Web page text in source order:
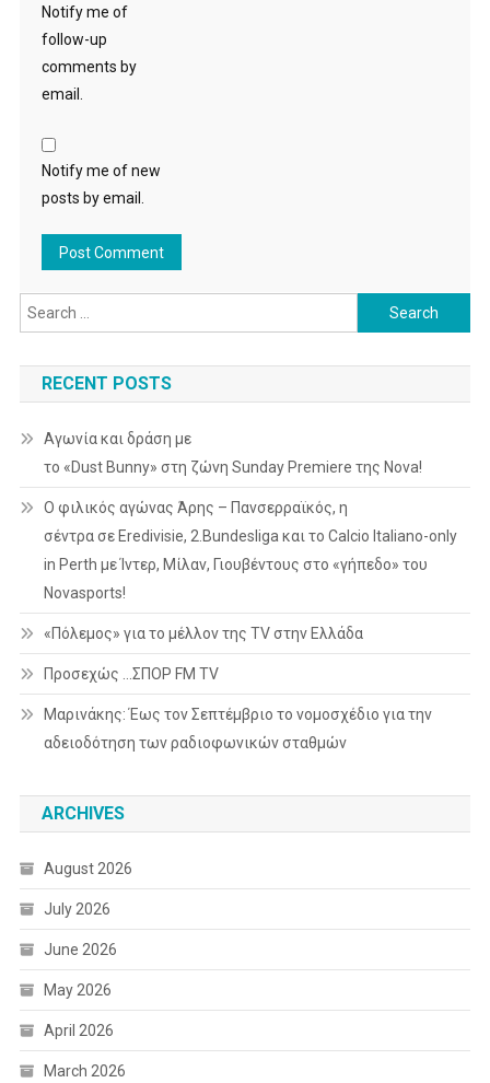
Notify me of
follow-up
comments by
email.
Notify me of new
posts by email.
Search
for:
RECENT POSTS
Αγωνία και δράση με
το «Dust Bunny» στη ζώνη Sunday Premiere της Nova!
Ο φιλικός αγώνας Άρης – Πανσερραϊκός, η
σέντρα σε Eredivisie, 2.Bundesliga και το Calcio Italiano-only
in Perth με Ίντερ, Μίλαν, Γιουβέντους στο «γήπεδο» του
Novasports!
«Πόλεμος» για το μέλλον της TV στην Ελλάδα
Προσεχώς …ΣΠΟΡ FM TV
Μαρινάκης: Έως τον Σεπτέμβριο το νομοσχέδιο για την
αδειοδότηση των ραδιοφωνικών σταθμών
ARCHIVES
August 2026
July 2026
June 2026
May 2026
April 2026
March 2026